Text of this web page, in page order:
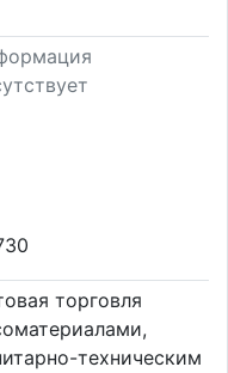
торговля
техническим